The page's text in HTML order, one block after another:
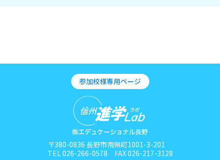
参加校様専用ページ
〒380-0836 長野市南県町1001-3-201
TEL 026-266-0578 FAX 026-217-3128